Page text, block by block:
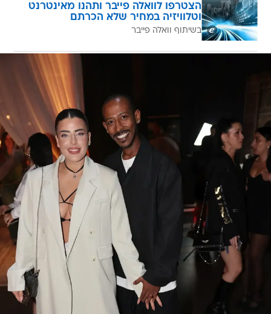
הצטרפו לוואלה פייבר ותהנו מאינטרנט
וטלוויזיה במחיר שלא הכרתם
בשיתוף וואלה פייבר